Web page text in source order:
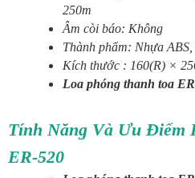
250m
Âm còi báo: Không
Thành phẩm: Nhựa
Kích thước : 160(R) ×
Loa phóng thanh toa
Tính Năng Và Ưu Điểm
ER-520